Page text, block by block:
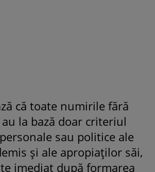
că toate numirile fără
la bază doar criteriul
sau politice ale
şi ale apropiaţilor săi,
imediat după formarea